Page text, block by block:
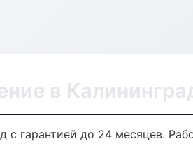
в
с гарантией до 24 месяцев.